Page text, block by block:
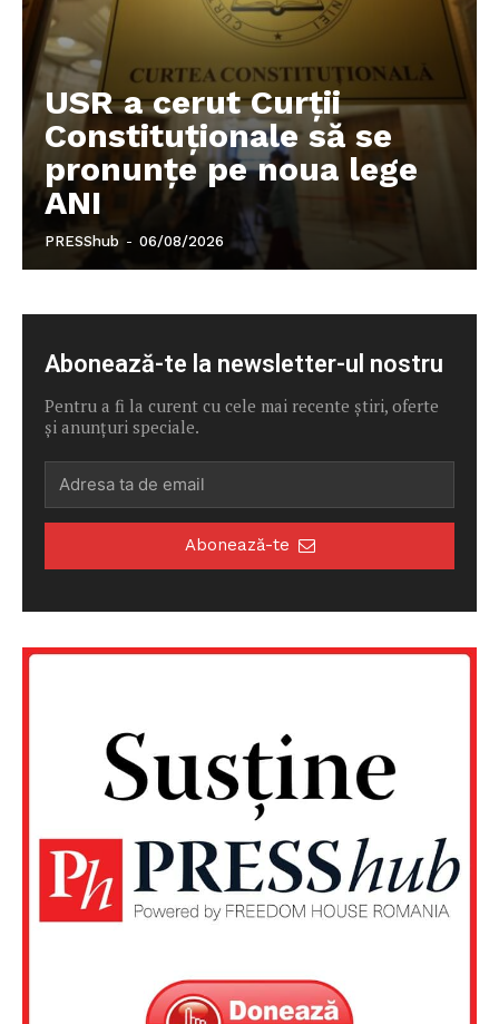
USR a cerut Curții
Constituționale să se
pronunțe pe noua lege
ANI
PRESShub - 06/08/2026
Abonează-te la newsletter-ul nostru
Pentru a fi la curent cu cele mai recente știri, oferte
și anunțuri speciale.
Abonează-te